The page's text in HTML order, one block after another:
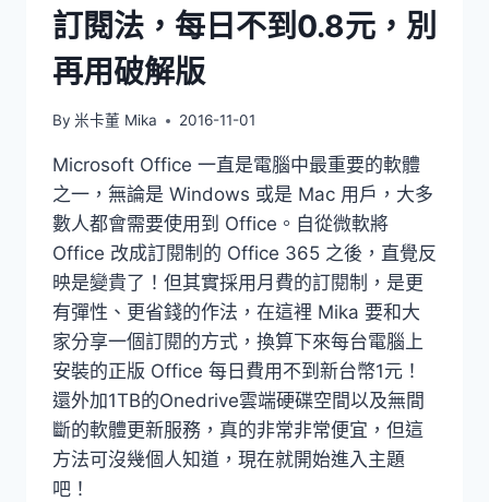
訂閱法，每日不到0.8元，別
再用破解版
By 米卡董 Mika 2016-11-01
Microsoft Office 一直是電腦中最重要的軟體
之一，無論是 Windows 或是 Mac 用戶，大多
數人都會需要使用到 Office。自從微軟將
Office 改成訂閱制的 Office 365 之後，直覺反
映是變貴了！但其實採用月費的訂閱制，是更
有彈性、更省錢的作法，在這裡 Mika 要和大
家分享一個訂閱的方式，換算下來每台電腦上
安裝的正版 Office 每日費用不到新台幣1元！
還外加1TB的Onedrive雲端硬碟空間以及無間
斷的軟體更新服務，真的非常非常便宜，但這
方法可沒幾個人知道，現在就開始進入主題
吧！